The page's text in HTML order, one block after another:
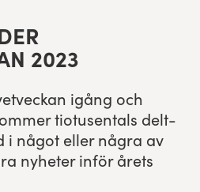
2023
igång och
tio­tusen­tals delt­
i något eller några av
nyheter inför årets